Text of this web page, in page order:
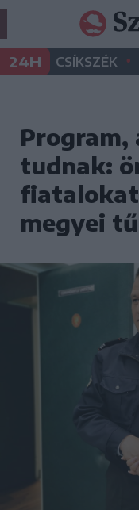
24H CSÍKSZÉK •
Program,
tudnak:
megyei